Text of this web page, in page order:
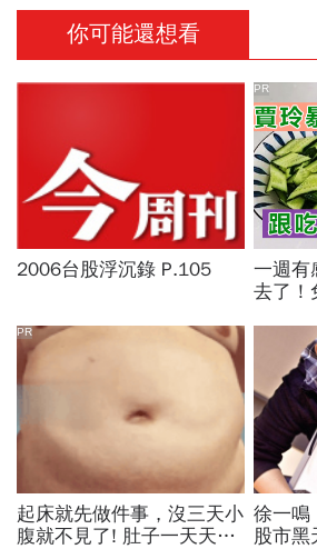
你可能還想看
2006台股浮沉錄 P.105
一週有
去了！
PR
起床就先做件事，沒三天小
腹就不見了! 肚子一天天變
PR
徐一鳴
股市黑